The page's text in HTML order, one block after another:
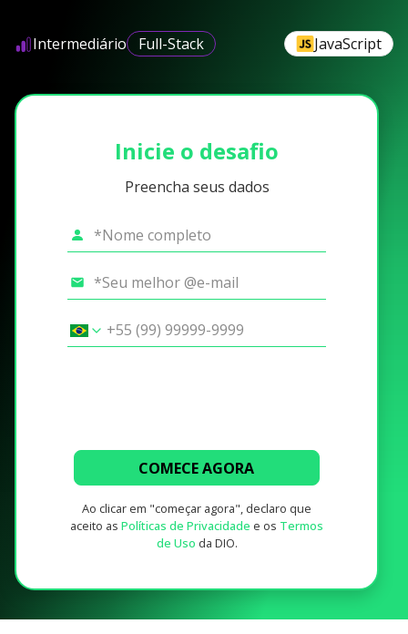
Intermediário Full-Stack JavaScript
Inicie o desafio
Preencha seus dados
COMECE AGORA
Ao clicar em "começar agora", declaro que
aceito as Políticas de Privacidade e os Termos
de Uso da DIO.